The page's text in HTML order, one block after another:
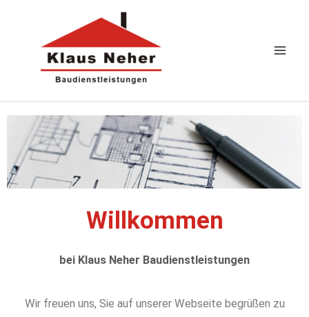
springen
Willkommen
bei Klaus Neher Baudienstleistungen
Wir freuen uns, Sie auf unserer Webseite begrüßen zu